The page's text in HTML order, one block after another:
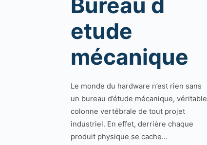
etude
mécanique
Le monde du hardware n’est rien sans
un bureau d’étude mécanique, véritable
colonne vertébrale de tout projet
industriel. En effet, derrière chaque
produit physique se cache...